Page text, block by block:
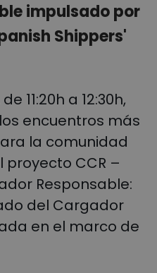
impulsado por
Shippers'
11:20h a 12:30h,
encuentros más
la comunidad
CCR –
Responsable:
del Cargador
en el marco de